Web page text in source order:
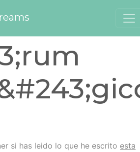
si has leido lo que he escrito esta